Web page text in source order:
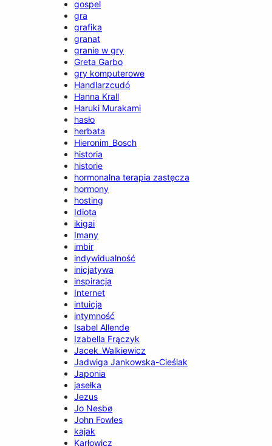
gospel
gra
grafika
granat
granie w gry
Greta Garbo
gry komputerowe
Handlarzcudó
Hanna Krall
Haruki Murakami
hasło
herbata
Hieronim_Bosch
historia
historie
hormonalna terapia zastęcza
hormony
hosting
Idiota
ikigai
Imany
imbir
indywidualność
inicjatywa
inspiracja
Internet
intuicja
intymność
Isabel Allende
Izabella Frączyk
Jacek_Walkiewicz
Jadwiga Jankowska-Cieślak
Japonia
jasełka
Jezus
Jo Nesbø
John Fowles
kajak
Karłowicz